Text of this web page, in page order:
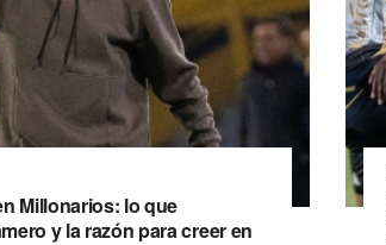
Millonarios: lo que
y la razón para creer en